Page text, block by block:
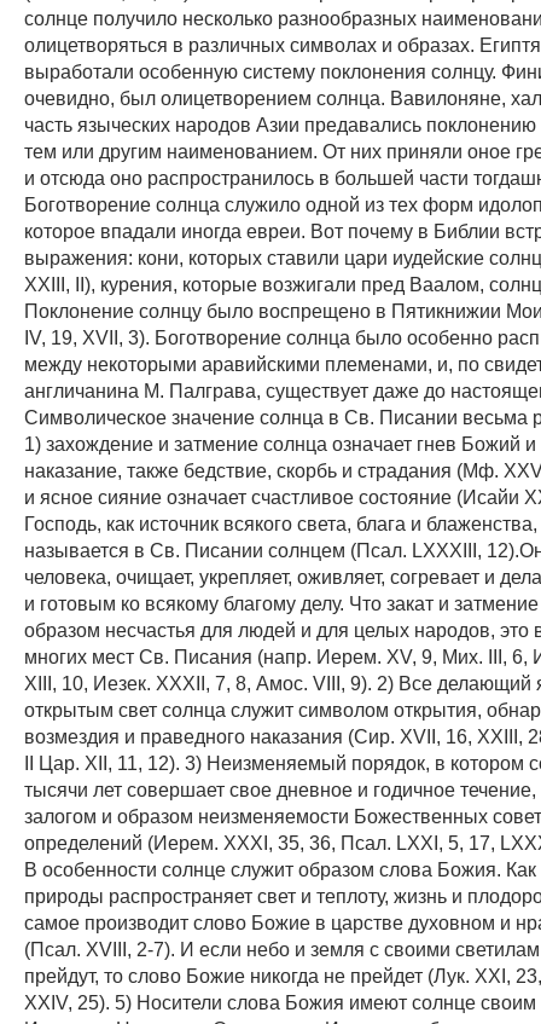
солнце получило несколько разнообразных
олицетворяться в различных символах и образах.
выработали особенную систему поклонения солнцу.
очевидно, был олицетворением солнца. Вавилоняне,
часть языческих народов Азии предавались
тем или другим наименованием. От них приняли оное
и отсюда оно распространилось в большей части
Боготворение солнца служило одной из тех форм
которое впадали иногда евреи. Вот почему в Библии
выражения: кони, которых ставили цари иудейские
ХХIII, II), курения, которые возжигали пред Ваалом,
Поклонение солнцу было воспрещено в Пятикнижии
IV, 19, XVII, 3). Боготворение солнца было особенно
между некоторыми аравийскими племенами, и, по
англичанина М. Палграва, существует даже до
Символическое значение солнца в Св. Писании весьма
1) захождение и затмение солнца означает гнев Божий
наказание, также бедствие, скорбь и страдания (Мф.
и ясное сияние означает счастливое состояние (Исайи
Господь, как источник всякого света, блага и
называется в Св. Писании солнцем (Псал. LХХХIII,
человека, очищает, укрепляет, оживляет, согревает и
и готовым ко всякому благому делу. Что закат и
образом несчастья для людей и для целых народов, это
многих мест Св. Писания (напр. Иерем. XV, 9, Мих. III, 6,
ХIII, 10, Иезек. XXXII, 7, 8, Амос. VIII, 9). 2) Все делающий
открытым свет солнца служит символом открытия,
возмездия и праведного наказания (Сир. ХVII, 16, ХХIII,
II Цар. XII, 11, 12). 3) Неизменяемый порядок, в котором
тысячи лет совершает свое дневное и годичное течение,
залогом и образом неизменяемости Божественных
определений (Иерем. XXXI, 35, 36, Псал. LХХI, 5, 17,
В особенности солнце служит образом слова Божия. Как
природы распространяет свет и теплоту, жизнь и
самое производит слово Божие в царстве духовном и
(Псал. ХVIII, 2-7). И если небо и земля с своими
прейдут, то слово Божие никогда не прейдет (Лук. XXI,
XXIV, 25). 5) Носители слова Божия имеют солнце